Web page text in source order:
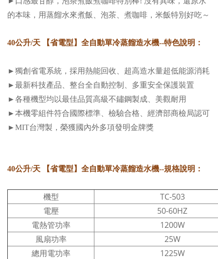
的本味，用蒸餾水來煮飯、泡茶、煮咖啡，米飯特別好吃～
40公升/天 【省電型】全自動單冷蒸餾造水機--特色說明 ：
►獨創省電系統，採用熱能回收、超高造水量超低能源消耗
►最新科技產品、整台全自動控制、多重安全保護裝置
►各種機型均以最佳品質高級不鏽鋼製成、美觀耐用
►本機零組件符合國際標準、檢驗合格、經濟部商檢局認可
►MIT台灣製，榮獲國內外多項發明金牌獎
40公升/天 【省電型】全自動單冷蒸餾造水機--規格說明 ：
機型
TC-503
電壓
50-60HZ
電熱管功率
1200W
風扇功率
25W
總用電功率
1225W